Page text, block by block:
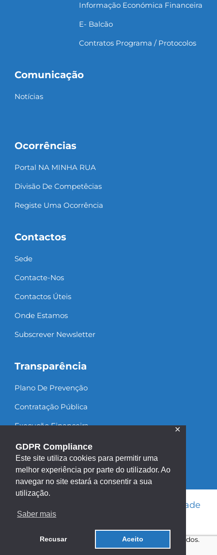
GDPR Compliance
Este site utiliza cookies para permitir uma
melhor experiência por parte do utilizador. Ao
navegar no site estará a consentir a sua
utilização.
Saber mais
Recusar Aceito
✕
Informação Económica Financeira
E- Balcão
Contratos Programa / Protocolos
Comunicação
Notícias
Ocorrências
Portal NA MINHA RUA
Divisão De Competêcias
Registe Uma Ocorrência
Contactos
Sede
Contacte-Nos
Contactos Úteis
Onde Estamos
Subscrever Newsletter
Transparência
Plano De Prevenção
Contratação Pública
Execução Financeira
Recursos Humanos
Política de Privacidade
|Política de Cookies
Copyright ©2013 - 2026 | Todos os direitos reservados.